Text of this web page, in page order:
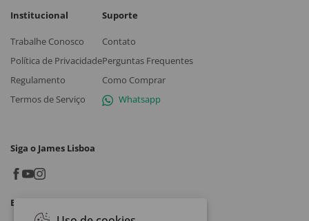
Institucional
Trabalhe Conosco
Política de Privacidade
Regulamento
Termos de Serviço
Suporte
Contato
Perguntas Frequentes
Como Comprar
Whatsapp
Siga o James Lisboa
Baixe o App